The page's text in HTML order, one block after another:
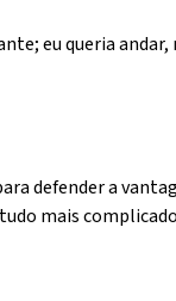
eu queria andar,
defender a
mais